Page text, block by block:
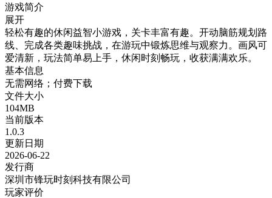
游戏简介
展开
轻松有趣的休闲益智小游戏，关卡丰富有趣。开动脑筋规划路
线、完成各类趣味挑战，在游玩中锻炼思维与观察力。画风可
爱清新，玩法简单易上手，休闲时刻畅玩，收获满满欢乐。
基本信息
无需网络；付费下载
文件大小
104MB
当前版本
1.0.3
更新日期
2026-06-22
发行商
深圳市锋玩时刻科技有限公司
玩家评价